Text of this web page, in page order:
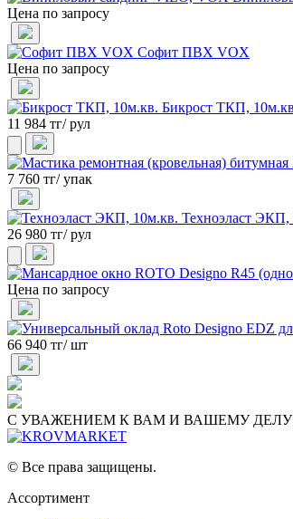
Цена по запросу
Софит ПВХ VOX
Цена по запросу
Бикрост ТКП,
11 984 тг/ рул
7 760 тг/ упак
Техноэласт ЭКП,
26 980 тг/ рул
Цена по запросу
66 940 тг/ шт
С УВАЖЕНИЕМ К ВАМ И ВАШЕМУ
© Все права защищены.
Ассортимент